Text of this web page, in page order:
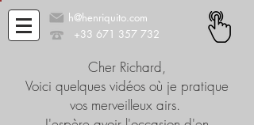
h@henriquito.com
+33 671 357 732
Cher Richard,
Voici quelques vidéos où je pratique
vos merveilleux airs.